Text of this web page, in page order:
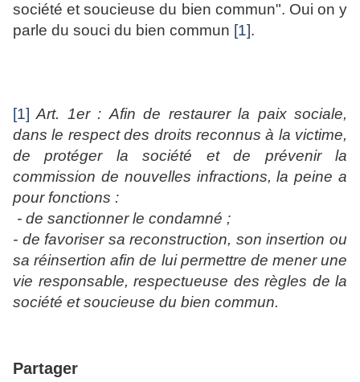
société et soucieuse du bien commun". Oui on y
parle du souci du bien commun [1].
[1] Art. 1er : Afin de restaurer la paix sociale,
dans le respect des droits reconnus à la victime,
de protéger la société et de prévenir la
commission de nouvelles infractions, la peine a
pour fonctions :
- de sanctionner le condamné ;
- de favoriser sa reconstruction, son insertion ou
sa réinsertion afin de lui permettre de mener une
vie responsable, respectueuse des règles de la
société et soucieuse du bien commun.
Partager